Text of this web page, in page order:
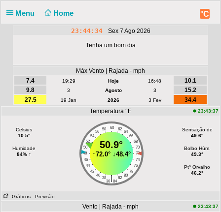
Menu Home °C
23:44:34 Sex 7 Ago 2026
Tenha um bom dia
Máx Vento | Rajada - mph
7.4
19:29 Hoje 16:48
10.1
9.8
3 Agosto 3
15.2
27.5
19 Jan 2026 3 Fev
34.4
Temperatura °F
23:43:37
Celsius
10.5°
Humidade
84% ↑
60
58 62
56
64
54
66
52
68
50
70
48
72
46
74
44
76
42
78
40
80
38 82
|
36 84
50.9°
↑72.0°↓48.4°
Sensação de
49.6°
Bolbo Húm.
49.3°
Ptº Orvalho
46.2°
Gráficos - Previsão
Vento | Rajada - mph 23:43:37